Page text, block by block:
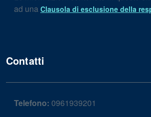
ad una Clausola di esclusione della
Contatti
Telefono: 0961939201